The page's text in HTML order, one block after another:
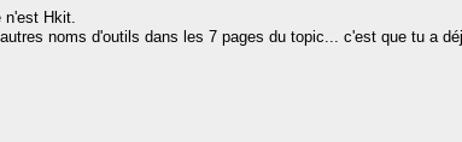
Hkit.
noms d'outils dans les 7 pages du topic... c'est que tu a